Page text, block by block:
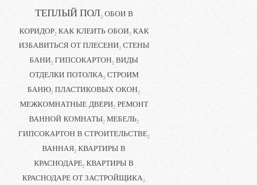
ТЕПЛЫЙ ПОЛ3 ОБОИ В
КОРИДОР2 КАК КЛЕИТЬ ОБОИ2 КАК
ИЗБАВИТЬСЯ ОТ ПЛЕСЕНИ2 СТЕНЫ
БАНИ2 ГИПСОКАРТОН2 ВИДЫ
ОТДЕЛКИ ПОТОЛКА2 СТРОИМ
БАНЮ2 ПЛАСТИКОВЫХ ОКОН2
МЕЖКОМНАТНЫЕ ДВЕРИ2 РЕМОНТ
ВАННОЙ КОМНАТЫ2 МЕБЕЛЬ2
ГИПСОКАРТОН В СТРОИТЕЛЬСТВЕ2
ВАННАЯ2 КВАРТИРЫ В
КРАСНОДАРЕ2 КВАРТИРЫ В
КРАСНОДАРЕ ОТ ЗАСТРОЙЩИКА2